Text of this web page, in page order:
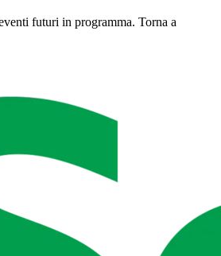
futuri in programma. Torna a